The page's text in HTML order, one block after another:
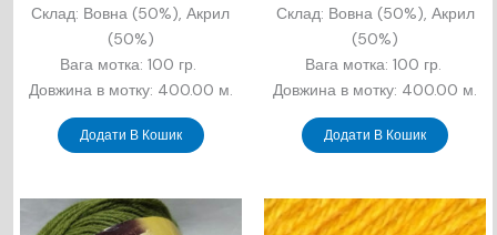
Склад: Вовна (50%), Акрил
(50%)
Вага мотка: 100 гр.
Довжина в мотку: 400.00 м.
Додати В Кошик
Склад: Вовна (50%), Акрил
(50%)
Вага мотка: 100 гр.
Довжина в мотку: 400.00 м.
Додати В Кошик